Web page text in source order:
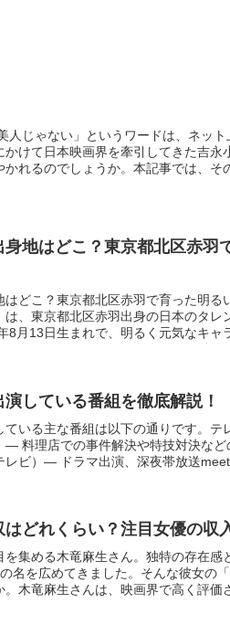
人じゃない」というワードは、ネッ
かけて日本映画界を牽引してきた吉永
れるのでしょうか。本記事では、そ
身地はどこ？東京都北区赤羽
はどこ？東京都北区赤羽で育った明る
は、東京都北区赤羽出身の日本のタ
8月13日生まれで、明るく元気なキャ
している番組を徹底解説！
いる主な番組は以下の通りです。テ
— 料理店での事件解決や特技対決な
レビ）— ドラマ出演、深夜帯放送
はどれくらい？注目女優の収
を集める木竜麻生さん。独特の存在感
名を広めてきました。そんな彼女の
。木竜麻生さんは、映画界で高く評価